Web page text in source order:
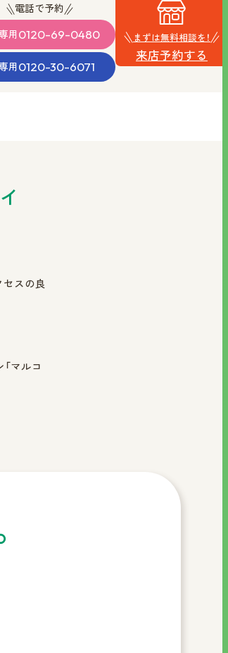
電話で予約
用0120-69-0480
用0120-30-6071
まずは無料相談を！
来店予約する
スの良
マルコ